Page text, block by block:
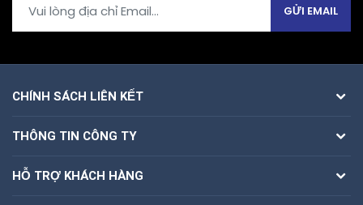
GỬI EMAIL
CHÍNH SÁCH LIÊN KẾT
THÔNG TIN CÔNG TY
HỖ TRỢ KHÁCH HÀNG